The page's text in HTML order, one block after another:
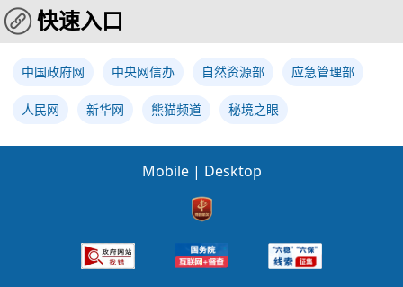
快速入口
中国政府网 中央网信办 自然资源部 应急管理部
人民网 新华网 熊猫频道 秘境之眼
Mobile | Desktop